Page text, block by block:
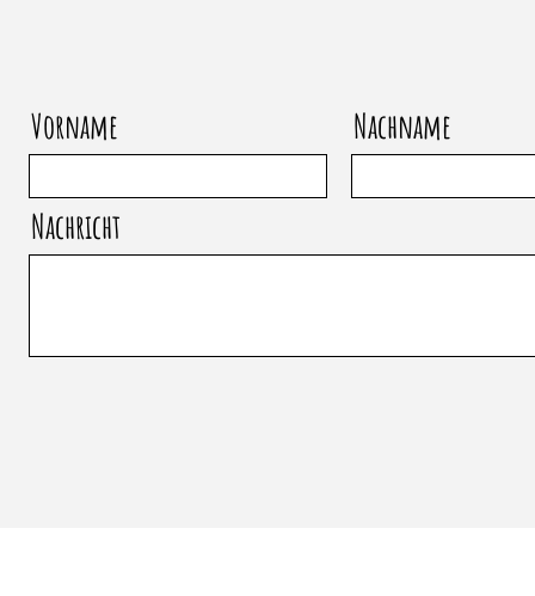
Vorname Nachname
Nachricht